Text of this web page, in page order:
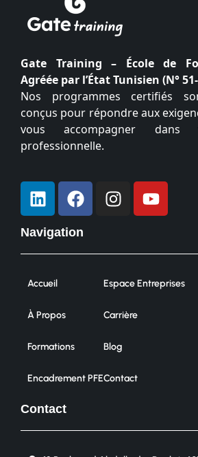
Gate Training – École de
Agréée par l’État Tunisien (N°
Nos programmes certifiés
conçus pour répondre aux
vous accompagner dans
professionnelle.
Navigation
Accueil
À Propos
Formations
Encadrement PFE
Espace Entreprises
Carrière
Blog
Contact
Contact